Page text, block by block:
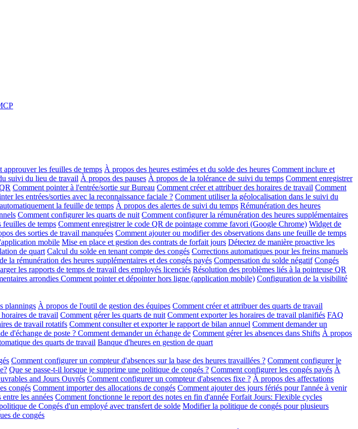
approuver les feuilles de temps À propos des heures estimées et du solde des heures Comment inclure et
suivi du lieu de travail À propos des pauses À propos de la tolérance de suivi du temps Comment enregistrer
Comment pointer à l'entrée/sortie sur Bureau Comment créer et attribuer des horaires de travail Comment
les entrées/sorties avec la reconnaissance faciale ? Comment utiliser la géolocalisation dans le suivi du
la feuille de temps À propos des alertes de suivi du temps Rémunération des heures
Comment configurer les quarts de nuit Comment configurer la rémunération des heures supplémentaires
de temps Comment enregistrer le code QR de pointage comme favori (Google Chrome) Widget de
des sorties de travail manquées Comment ajouter ou modifier des observations dans une feuille de temps
mobile Mise en place et gestion des contrats de forfait jours Détectez de manière proactive les
de quart Calcul du solde en tenant compte des congés Corrections automatiques pour les freins manuels
la rémunération des heures supplémentaires et des congés payés Compensation du solde négatif Congés
les rapports de temps de travail des employés licenciés Résolution des problèmes liés à la pointeuse QR
arrondies Comment pointer et dépointer hors ligne (application mobile) Configuration de la visibilité
plannings À propos de l'outil de gestion des équipes Comment créer et attribuer des quarts de travail
de travail Comment gérer les quarts de nuit Comment exporter les horaires de travail planifiés FAQ
de travail rotatifs Comment consulter et exporter le rapport de bilan annuel Comment demander un
d'échange de poste ? Comment demander un échange de Comment gérer les absences dans Shifts À propos
des quarts de travail Banque d'heures en gestion de quart
Comment configurer un compteur d'absences sur la base des heures travaillées ? Comment configurer le
Que se passe-t-il lorsque je supprime une politique de congés ? Comment configurer les congés payés À
and Jours Ouvrés Comment configurer un compteur d'absences fixe ? À propos des affectations
congés Comment importer des allocations de congés Comment ajouter des jours fériés pour l'année à venir
les années Comment fonctionne le report des notes en fin d'année Forfait Jours: Flexible cycles
de Congés d'un employé avec transfert de solde Modifier la politique de congés pour plusieurs
de congés